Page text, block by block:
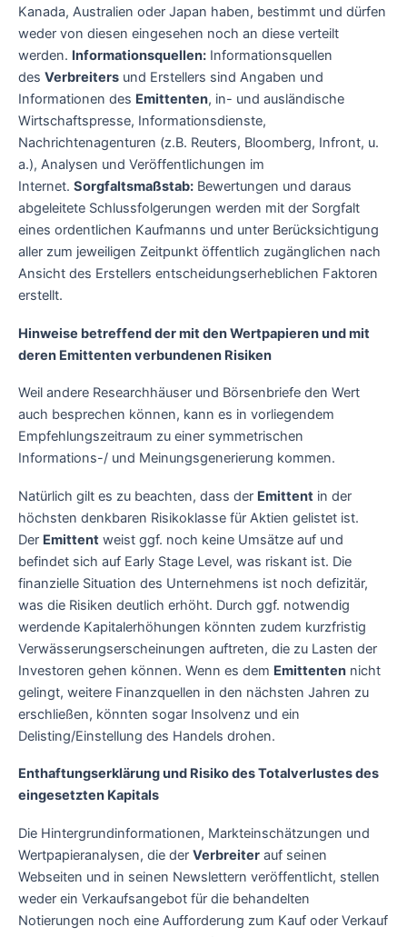
Kanada, Australien oder Japan haben, bestimmt und dürfen
weder von diesen eingesehen noch an diese verteilt
werden. Informationsquellen: Informationsquellen
des Verbreiters und Erstellers sind Angaben und
Informationen des Emittenten, in- und ausländische
Wirtschaftspresse, Informationsdienste,
Nachrichtenagenturen (z.B. Reuters, Bloomberg, Infront, u.
a.), Analysen und Veröffentlichungen im
Internet. Sorgfaltsmaßstab: Bewertungen und daraus
abgeleitete Schlussfolgerungen werden mit der Sorgfalt
eines ordentlichen Kaufmanns und unter Berücksichtigung
aller zum jeweiligen Zeitpunkt öffentlich zugänglichen nach
Ansicht des Erstellers entscheidungserheblichen Faktoren
erstellt.
Hinweise betreffend der mit den Wertpapieren und mit
deren Emittenten verbundenen Risiken
Weil andere Researchhäuser und Börsenbriefe den Wert
auch besprechen können, kann es in vorliegendem
Empfehlungszeitraum zu einer symmetrischen
Informations-/ und Meinungsgenerierung kommen.
Natürlich gilt es zu beachten, dass der Emittent in der
höchsten denkbaren Risikoklasse für Aktien gelistet ist.
Der Emittent weist ggf. noch keine Umsätze auf und
befindet sich auf Early Stage Level, was riskant ist. Die
finanzielle Situation des Unternehmens ist noch defizitär,
was die Risiken deutlich erhöht. Durch ggf. notwendig
werdende Kapitalerhöhungen könnten zudem kurzfristig
Verwässerungserscheinungen auftreten, die zu Lasten der
Investoren gehen können. Wenn es dem Emittenten nicht
gelingt, weitere Finanzquellen in den nächsten Jahren zu
erschließen, könnten sogar Insolvenz und ein
Delisting/Einstellung des Handels drohen.
Enthaftungserklärung und Risiko des Totalverlustes des
eingesetzten Kapitals
Die Hintergrundinformationen, Markteinschätzungen und
Wertpapieranalysen, die der Verbreiter auf seinen
Webseiten und in seinen Newslettern veröffentlicht, stellen
weder ein Verkaufsangebot für die behandelten
Notierungen noch eine Aufforderung zum Kauf oder Verkauf